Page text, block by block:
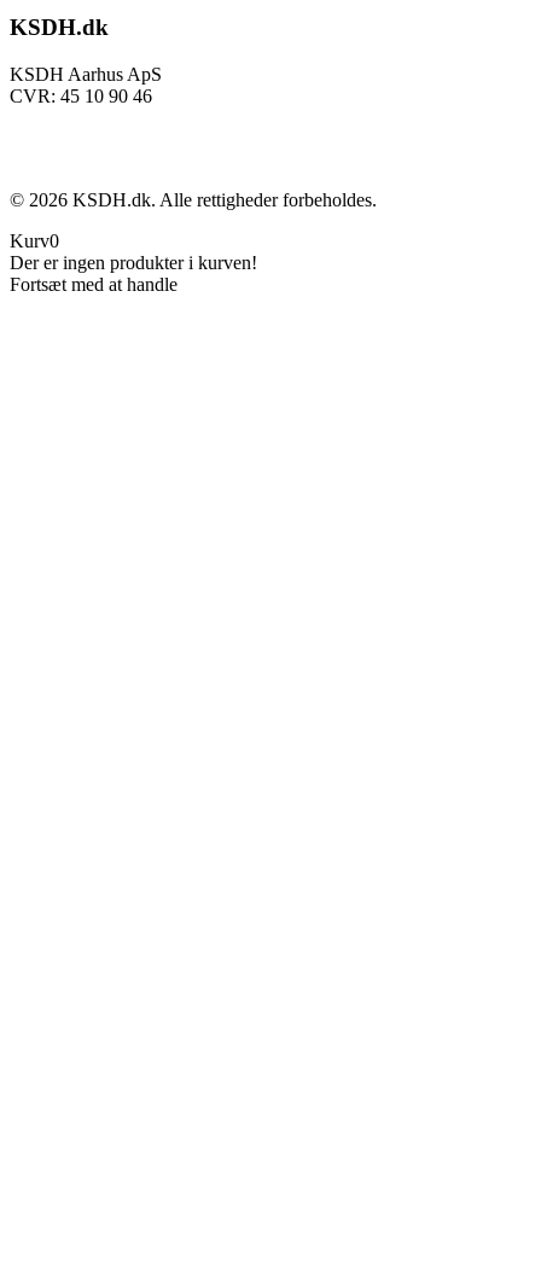
KSDH.dk
KSDH Aarhus ApS
CVR: 45 10 90 46
© 2026 KSDH.dk. Alle rettigheder forbeholdes.
Kurv0
Der er ingen produkter i kurven!
Fortsæt med at handle